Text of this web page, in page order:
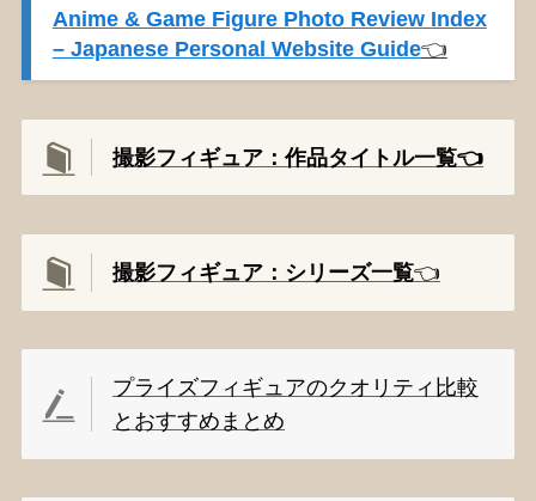
Anime & Game Figure Photo Review Index
– Japanese Personal Website Guide👈️
撮影フィギュア：作品タイトル一覧👈️
撮影フィギュア：シリーズ一覧👈️
プライズフィギュアのクオリティ比較
とおすすめまとめ